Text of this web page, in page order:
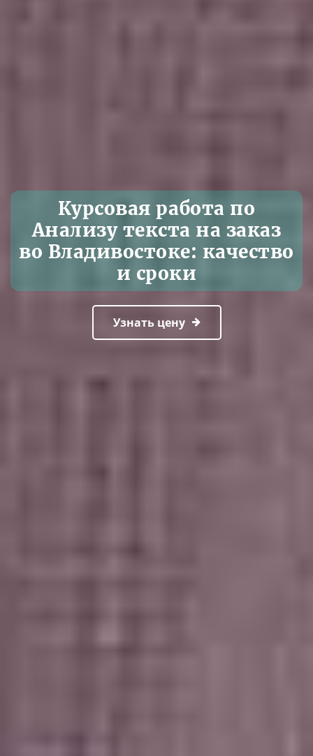
Курсовая работа по
Анализу текста на заказ
во Владивостоке: качество
и сроки
Узнать цену